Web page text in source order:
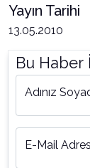
Yayın Tarihi
13.05.2010
Bu Haber
Adınız
E-Mail